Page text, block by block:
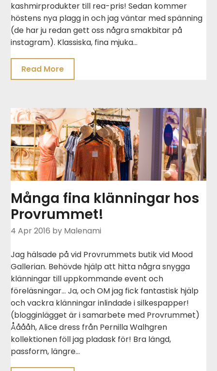
kashmirprodukter till rea-pris! Sedan kommer
höstens nya plagg in och jag väntar med spänning
(de har ju redan gett oss några smakbitar på
instagram). Klassiska, fina mjuka…
Read More
Många fina klänningar hos
Provrummet!
4 Apr 2016 by Malenami
Jag hälsade på vid Provrummets butik vid Mood
Gallerian. Behövde hjälp att hitta några snygga
klänningar till uppkommande event och
föreläsningar… Ja, och OM jag fick fantastisk hjälp
och vackra klänningar inlindade i silkespapper!
(blogginlägget är i samarbete med Provrummet)
Ååååh, Alice dress från Pernilla Walhgren
kollektionen föll jag pladask för! Bra längd,
passform, längre…